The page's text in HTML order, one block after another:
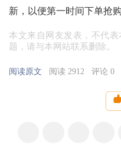
新，以便第一时间下单抢购
本文来自网友发表，不代
题，请与本网站联系删除。
阅读原文 阅读 2912 评论 0
